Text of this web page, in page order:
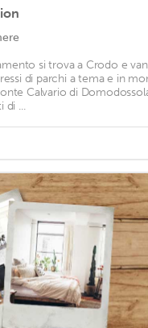
si trova a Crodo e
di parchi a tema e in
Calvario di
di ...